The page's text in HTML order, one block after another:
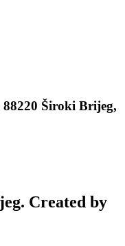
Široki Brijeg,
Created by